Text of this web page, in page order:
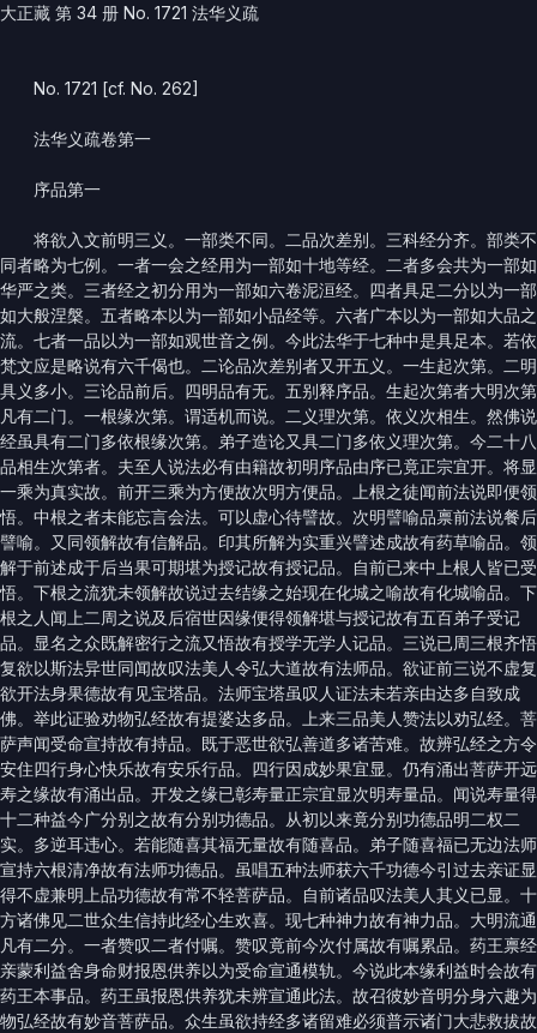
大正藏 第 34 册 No. 1721 法华义疏
No. 1721 [cf. No. 262]
法华义疏卷第一
序品第一
将欲入文前明三义。一部类不同。二品次差别。三科经分齐。部类不
同者略为七例。一者一会之经用为一部如十地等经。二者多会共为一部如
华严之类。三者经之初分用为一部如六卷泥洹经。四者具足二分以为一部
如大般涅槃。五者略本以为一部如小品经等。六者广本以为一部如大品之
流。七者一品以为一部如观世音之例。今此法华于七种中是具足本。若依
梵文应是略说有六千偈也。二论品次差别者又开五义。一生起次第。二明
具义多小。三论品前后。四明品有无。五别释序品。生起次第者大明次第
凡有二门。一根缘次第。谓适机而说。二义理次第。依义次相生。然佛说
经虽具有二门多依根缘次第。弟子造论又具二门多依义理次第。今二十八
品相生次第者。夫至人说法必有由籍故初明序品由序已竟正宗宜开。将显
一乘为真实故。前开三乘为方便故次明方便品。上根之徒闻前法说即便领
悟。中根之者未能忘言会法。可以虚心待譬故。次明譬喻品禀前法说餐后
譬喻。又同领解故有信解品。印其所解为实重兴譬述成故有药草喻品。领
解于前述成于后当果可期堪为授记故有授记品。自前已来中上根人皆已受
悟。下根之流犹未领解故说过去结缘之始现在化城之喻故有化城喻品。下
根之人闻上二周之说及后宿世因缘便得领解堪与授记故有五百弟子受记
品。显名之众既解密行之流又悟故有授学无学人记品。三说已周三根齐悟
复欲以斯法异世同闻故叹法美人令弘大道故有法师品。欲证前三说不虚复
欲开法身果德故有见宝塔品。法师宝塔虽叹人证法未若亲由达多自致成
佛。举此证验劝物弘经故有提婆达多品。上来三品美人赞法以劝弘经。菩
萨声闻受命宣持故有持品。既于恶世欲弘善道多诸苦难。故辨弘经之方令
安住四行身心快乐故有安乐行品。四行因成妙果宜显。仍有涌出菩萨开远
寿之缘故有涌出品。开发之缘已彰寿量正宗宜显次明寿量品。闻说寿量得
十二种益今广分别之故有分别功德品。从初以来竟分别功德品明二权二
实。多逆耳违心。若能随喜其福无量故有随喜品。弟子随喜福已无边法师
宣持六根清净故有法师功德品。虽唱五种法师获六千功德今引过去亲证显
得不虚兼明上品功德故有常不轻菩萨品。自前诸品叹法美人其义已显。十
方诸佛见二世众生信持此经心生欢喜。现七种神力故有神力品。大明流通
凡有二分。一者赞叹二者付嘱。赞叹竟前今次付属故有嘱累品。药王禀经
亲蒙利益舍身命财报恩供养以为受命宣通模轨。今说此本缘利益时会故有
药王本事品。药王虽报恩供养犹未辨宣通此法。故召彼妙音明分身六趣为
物弘经故有妙音菩萨品。众生虽欲持经多诸留难必须普示诸门大悲救拔故